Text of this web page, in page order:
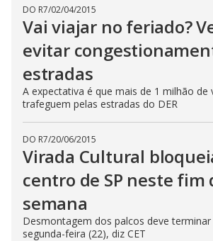
DO R7/02/04/2015
Vai viajar no feriado?
evitar
estradas
A expectativa é que mais de 1 milhão de
trafeguem pelas estradas do DER
DO R7/20/06/2015
Virada Cultural
centro de SP neste fim
semana
Desmontagem dos palcos deve
segunda-feira (22), diz CET